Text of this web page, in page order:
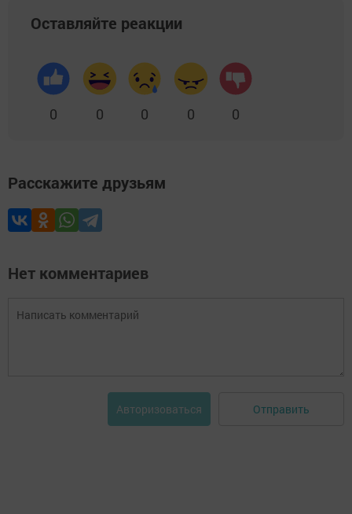
Оставляйте реакции
0 0 0 0 0
Расскажите друзьям
Нет комментариев
Авторизоваться Отправить